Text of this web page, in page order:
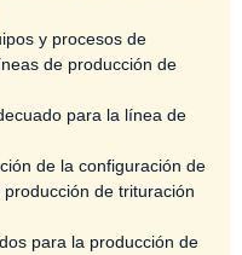
y procesos de
de producción de
para la línea de
de la configuración de
de trituración
para la producción de